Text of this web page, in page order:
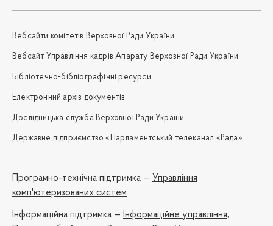
Вебсайти комітетів Верховної Ради України
Вебсайт Управління кадрів Апарату Верховної Ради України
Бібліотечно-бібліографічні ресурси
Електронний архів документів
Дослідницька служба Верховної Ради України
Державне підприємство «Парламентський телеканал «Рада»
Програмно-технічна підтримка — Управління
комп'ютеризованих систем
Iнформаційна підтримка — Інформаційне управління,